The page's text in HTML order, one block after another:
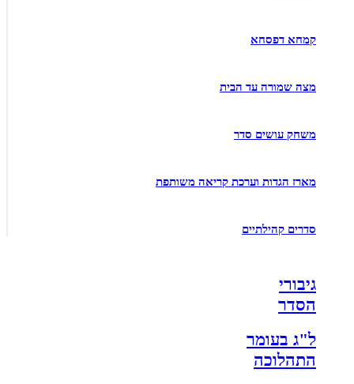
קמחא דפסחא
מצה שמורה עד הבית
משחק עושים סדר
מארז הגדות וערכת קריאה משותפת
סדרים קהילתיים
גיבורי
הסדר
ל"ג בעומר
התהלוכה